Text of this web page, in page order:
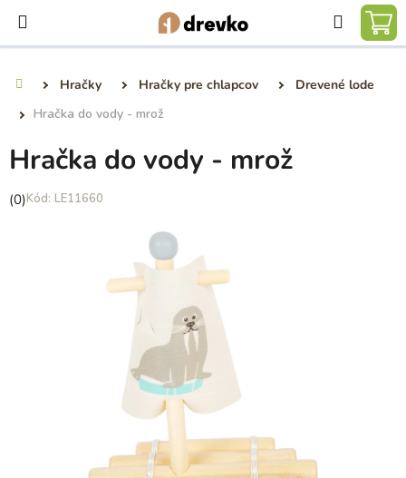
obsah
Hľadať
Hračky Hračky pre chlapcov
Drevené lode
Hračka do vody - mrož
Hračka do vody - mrož
Priemerné
(0) LE11660